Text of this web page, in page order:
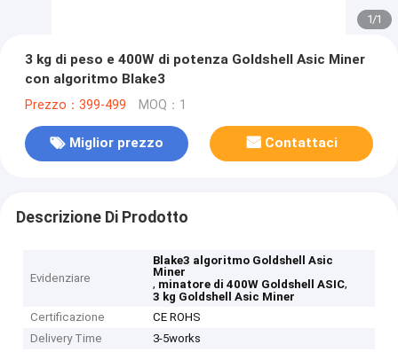
1/1
3 kg di peso e 400W di potenza Goldshell Asic Miner
con algoritmo Blake3
Prezzo：399-499 MOQ：1
Miglior prezzo Contattaci
Descrizione Di Prodotto
Evidenziare
Blake3 algoritmo Goldshell Asic
Miner
, minatore di 400W Goldshell ASIC,
3 kg Goldshell Asic Miner
Certificazione
CE ROHS
Delivery Time
3-5works